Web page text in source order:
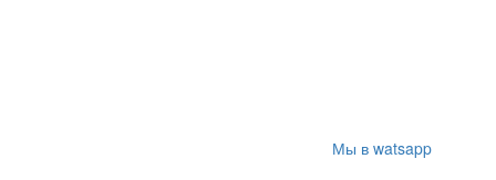
Мы в watsapp